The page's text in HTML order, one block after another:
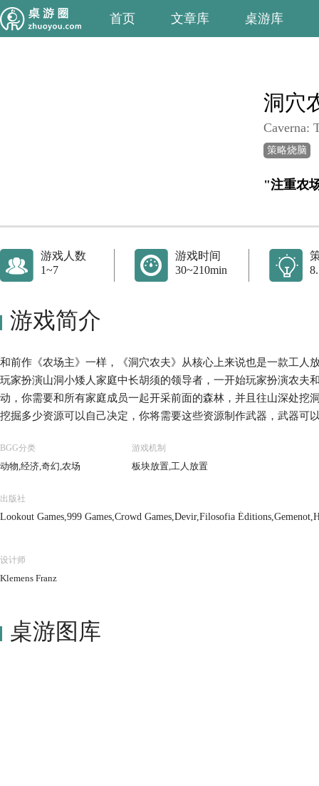
首页 文章库 桌游库
洞穴
Caverna:
策略烧脑
"注重农
游戏人数
1~7
游戏时间
30~210min
游戏简介
和前作《农场主》一样，《洞穴农夫》从核心上来说也是一款工人
玩家扮演山洞小矮人家庭中长胡须的领导者，一开始玩家扮演农夫
动，你需要和所有家庭成员一起开采前面的森林，并且往山深处挖
挖掘多少资源可以自己决定，你将需要这些资源制作武器，武器可
己的财富，你可以砍倒树木圈起篱笆饲养动物，还可以经营农场扩
胜利。 你还可以一个人进行练习，熟悉洞穴前面48种不同的装饰
加入了两种新动物（狗和驴）。
BGG分类
动物,经济,奇幻,农场
游戏机制
板块放置,工人放置
出版社
Lookout Games,999 Games,Crowd Games,Devir,Filosofia
设计师
Klemens Franz
桌游图库